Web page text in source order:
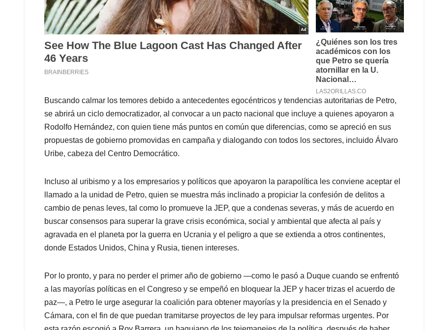
Buscando calmar los temores debido a antecedentes egocéntricos y tendencias autoritarias de Petro,
se abrirá un ciclo democratizador, al convocar a un pacto nacional que incluye a quienes apoyaron a
Rodolfo Hernández, con quien tiene más puntos en común que diferencias, como se apreció en sus
propuestas de gobierno promovidas en campaña y dialogando con todos los sectores, incluido Álvaro
Uribe, cabeza del Centro Democrático.
Incluso al uribismo y a los empresarios y políticos que apoyaron la parapolítica les conviene aceptar el
llamado a la unidad de Petro, quien se muestra más inclinado a propiciar la confesión de delitos a
cambio de penas leves, tal como lo promueve la JEP, que a condenas severas, y más de acuerdo en
buscar consensos para superar la grave crisis económica, social y ambiental que afecta al país y
agravada en el planeta por la guerra en Ucrania y el peligro a que se extienda a otros continentes,
donde Estados Unidos, China y Rusia, tienen intereses.
Por lo pronto, y para no perder el primer año de gobierno —como le pasó a Duque cuando se enfrentó
a las mayorías políticas en el Congreso y se empeñó en bloquear la JEP y hacer trizas el acuerdo de
paz—, a Petro le urge asegurar la coalición para obtener mayorías y la presidencia en el Senado y
Cámara, con el fin de que puedan tramitarse proyectos de ley para impulsar reformas urgentes. Por